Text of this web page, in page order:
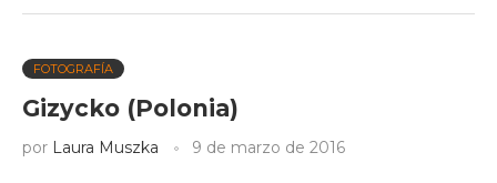
FOTOGRAFÍA
Gizycko (Polonia)
por Laura Muszka 9 de marzo de 2016